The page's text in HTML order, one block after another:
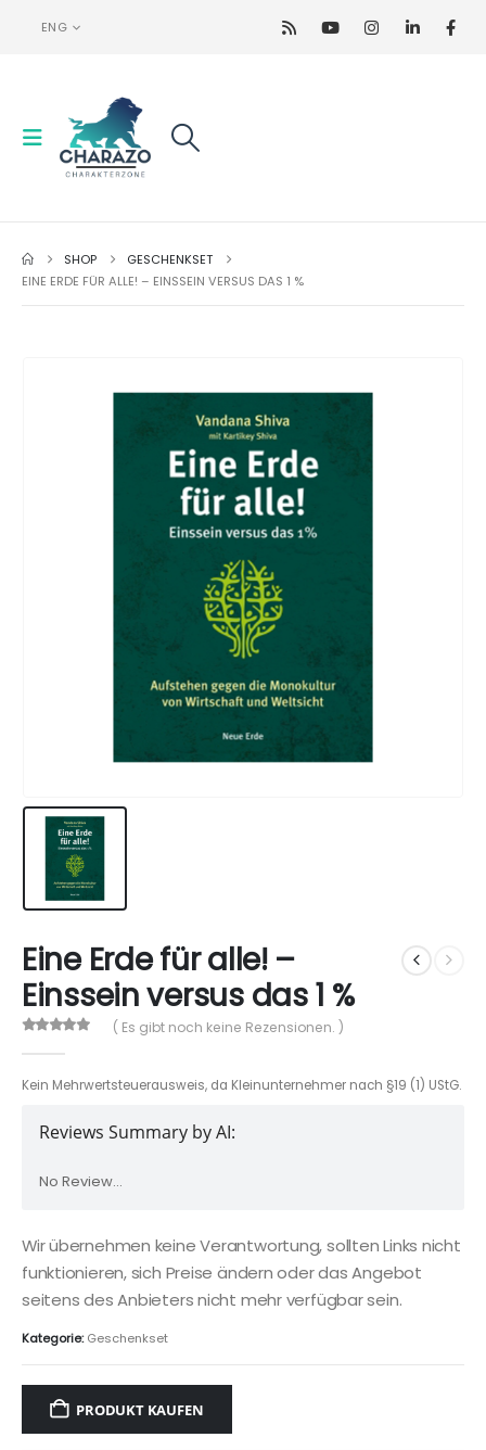
ENG
SHOP
GESCHENKSET
EINE ERDE FÜR ALLE! – EINSSEIN VERSUS DAS 1 %
Eine Erde für alle! –
Einssein versus das 1 %
( Es gibt noch keine Rezensionen. )
Kein Mehrwertsteuerausweis, da Kleinunternehmer nach §19 (1) UStG.
Reviews Summary by AI:
No Review...
Wir übernehmen keine Verantwortung, sollten Links nicht
funktionieren, sich Preise ändern oder das Angebot
seitens des Anbieters nicht mehr verfügbar sein.
Kategorie:Geschenkset
PRODUKT KAUFEN